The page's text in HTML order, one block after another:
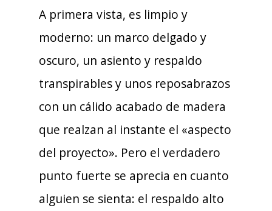
A primera vista, es limpio y
moderno: un marco delgado y
oscuro, un asiento y respaldo
transpirables y unos reposabrazos
con un cálido acabado de madera
que realzan al instante el «aspecto
del proyecto». Pero el verdadero
punto fuerte se aprecia en cuanto
alguien se sienta: el respaldo alto